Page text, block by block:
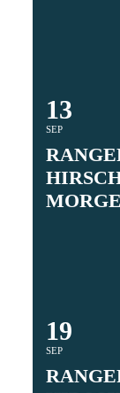
13
SEP
IM
19
SEP